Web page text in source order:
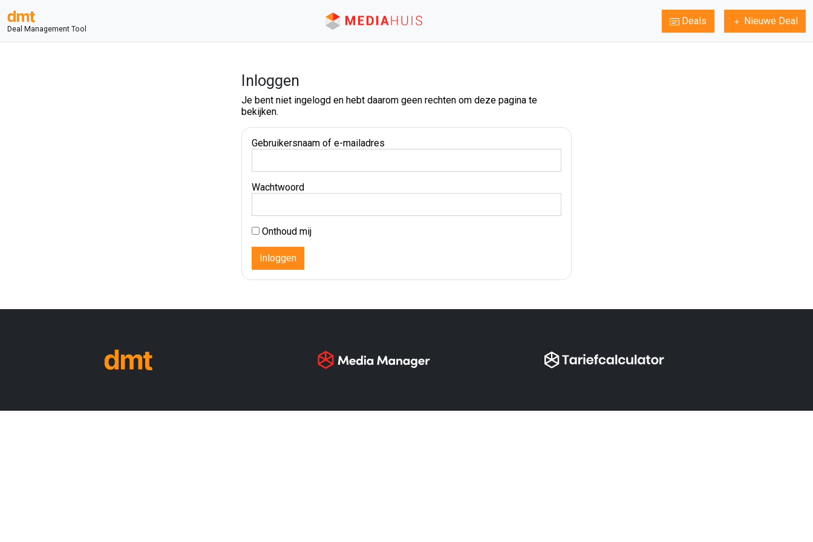
Deal Management Tool
Deals Nieuwe Deal
Inloggen
Je bent niet ingelogd en hebt daarom geen rechten om deze pagina te
bekijken.
Gebruikersnaam of e-mailadres
Wachtwoord
Onthoud mij